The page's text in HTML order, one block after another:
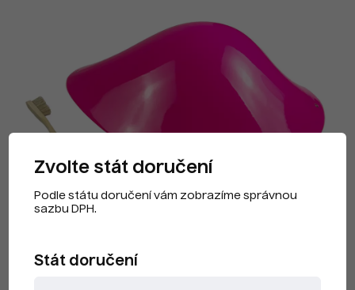
Zvolte stát doručení
Podle státu doručení vám zobrazíme správnou
sazbu DPH.
Stát doručení